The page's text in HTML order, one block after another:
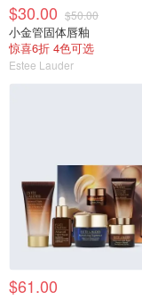
$30.00 $50.00
小金管固体唇釉
惊喜6折 4色可选
Estee Lauder
$61.00